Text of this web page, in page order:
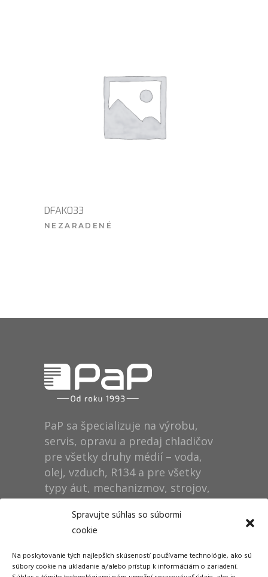
Spravujte súhlas so súbormi
cookie
Na poskytovanie tých najlepších skúseností používame technológie, ako sú
súbory cookie na ukladanie a/alebo prístup k informáciám o zariadení.
DFAK033
NEZARADENÉ
PaP sa špecializuje na výrobu,
servis, opravu a predaj chladičov
pre všetky druhy médií – voda,
olej, vzduch, R134 a pre všetky
typy áut, mechanizmov, strojov,
technológií, rušňov…
Dušan Pytel P a P